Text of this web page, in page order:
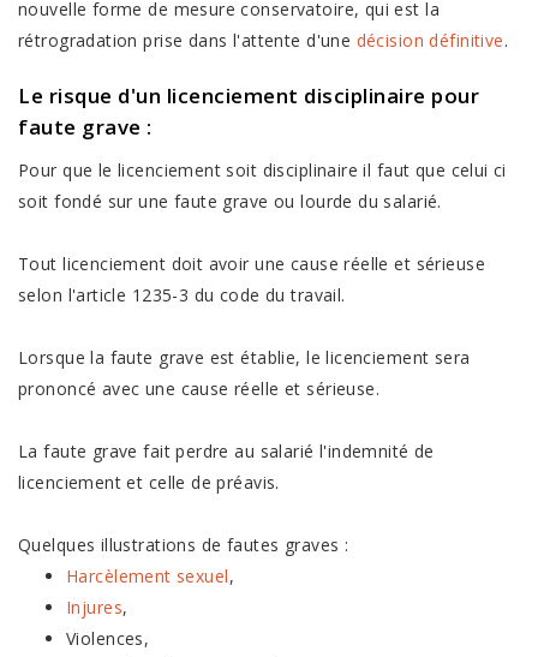
nouvelle forme de mesure conservatoire, qui est la
rétrogradation prise dans l'attente d'une décision définitive.
Le risque d'un licenciement disciplinaire pour
faute grave :
Pour que le licenciement soit disciplinaire il faut que celui ci
soit fondé sur une faute grave ou lourde du salarié.
Tout licenciement doit avoir une cause réelle et sérieuse
selon l'article 1235-3 du code du travail.
Lorsque la faute grave est établie, le licenciement sera
prononcé avec une cause réelle et sérieuse.
La faute grave fait perdre au salarié l'indemnité de
licenciement et celle de préavis.
Quelques illustrations de fautes graves :
Harcèlement sexuel,
Injures,
Violences,